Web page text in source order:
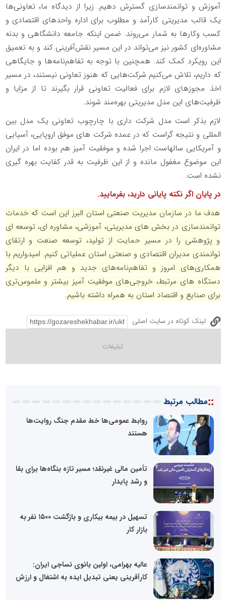
آموزش و توانمندسازی گسترش دهیم. زیرا از دیدگاه ما، تعاونی‌ها
یک قالب مدیریتی کارآمد و مطلوب برای اداره واحدهای اقتصادی و
کسب‌ وکارها به شمار می‌روند. ضمن اینکه جامعه دانشگاهی و بدنه
مشاوره‌ای کشور نیز می‌تواند در این مسیر نقش‌آفرینی کند و به تعمیق
این رویکرد کمک کند. همچنین با توجه به تفاهم‌نامه‌ها و جایگاهی
که داریم، تلاش می‌کنیم شرکت‌هایی که هنوز تعاونی نیستند، در مسیر
اخذ مجوزهای لازم برای فعالیت تعاونی قرار بگیرند تا از مزایا و
ظرفیت‌های این مدل مدیریتی بهره‌مند شوند.
لازم بذکر است مدل شرکت داری با چارچوب تعاونی یک مدل بین
المللی و نتیجه گراست که در عمده شرکت های موفق اروپایی، آسیایی
و آمریکایی سالهاست اجرا شده و موفقیت آمیز هم بوده اما در ایران
این موضوع مغفول مانده و از این ظرفیت به قدر کفایت بهره گیری
نشده است.
در پایان اگر نکته پایانی دارید، بفرمایید.
هدف ما در سازمان مدیریت صنعتی استان البرز این است که خدمات
توانمندسازی در بخش های مدیریتی، آموزشی، مشاوره ای، توسعه ای
و پژوهشی را در مسیر حمایت از تولید، توسعه صنعت و ارتقای
توانمندی مدیران اقتصادی و صنعتی استان عملیاتی کنیم. امیدواریم با
همکاری‌های امروز و تفاهم‌نامه‌های جدید و هم افزایی با دیگر
دستگاه های مرتبط، خروجی‌های موفقیت آمیز بیشتر و ملموس‌تری
برای صنایع و اقتصاد استان به همراه داشته باشیم.
لینک کوتاه در سایت اصلی
::مطالب مرتبط
روابط عمومی‌ها خط مقدم جنگ روایت‌ها
هستند
تأمین مالی غیرنقد؛ مسیر تازه بنگاه‌ها برای بقا
و رشد پایدار
تسهیل در بیمه بیکاری و بازگشت ۱۵۰۰ نفر به
بازار کار
عالیه بهرامی، اولین بانوی نساجی ایران:
کارآفرینی یعنی تبدیل ایده به اشتغال و ارزش